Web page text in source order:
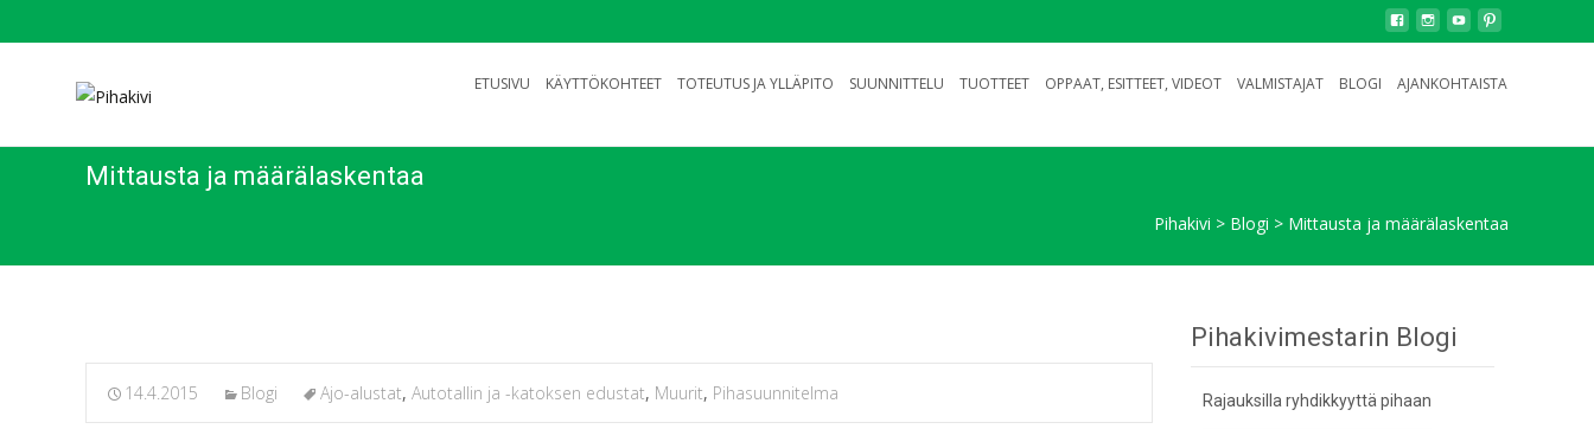
ETUSIVU KÄYTTÖKOHTEET TOTEUTUS JA YLLÄPITO SUUNNITTELU TUOTTEET OPPAAT, ESITTEET, VIDEOT VALMISTAJAT BLOGI AJANKOHTAISTA
Mittausta ja määrälaskentaa
Pihakivi > Blogi > Mittausta ja määrälaskentaa
14.4.2015 Blogi Ajo-alustat, Autotallin ja -katoksen edustat, Muurit, Pihasuunnitelma
Pihakivimestarin Blogi
Rajauksilla ryhdikkyyttä pihaan